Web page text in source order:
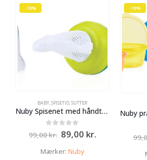
-10%
BABY SPISETID SUTTER
Nuby Spisenet med håndtag – Blå – Børnelageret
ud af 5
99,00kr. Den
oprindelige
pris
89,00 kr.Den
Mærker: Nuby
-10%